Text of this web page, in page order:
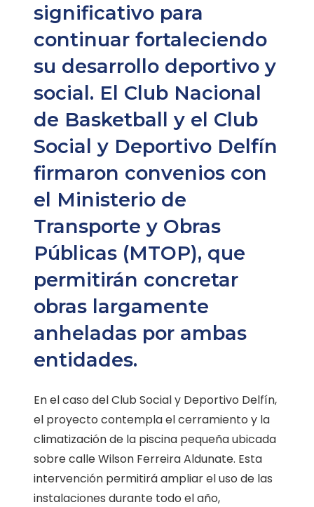
significativo para
continuar fortaleciendo
su desarrollo deportivo y
social. El Club Nacional
de Basketball y el Club
Social y Deportivo Delfín
firmaron convenios con
el Ministerio de
Transporte y Obras
Públicas (MTOP), que
permitirán concretar
obras largamente
anheladas por ambas
entidades.
En el caso del Club Social y Deportivo Delfín,
el proyecto contempla el cerramiento y la
climatización de la piscina pequeña ubicada
sobre calle Wilson Ferreira Aldunate. Esta
intervención permitirá ampliar el uso de las
instalaciones durante todo el año,